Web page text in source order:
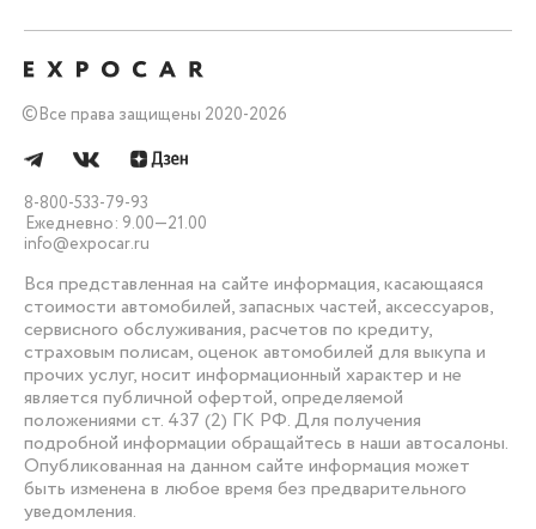
©Все права защищены 2020-2026
8-800-533-79-93
Ежедневно: 9.00—21.00
info@expocar.ru
Вся представленная на сайте информация, касающаяся
стоимости автомобилей, запасных частей, аксессуаров,
сервисного обслуживания, расчетов по кредиту,
страховым полисам, оценок автомобилей для выкупа и
прочих услуг, носит информационный характер и не
является публичной офертой, определяемой
положениями ст. 437 (2) ГК РФ. Для получения
подробной информации обращайтесь в наши автосалоны.
Опубликованная на данном сайте информация может
быть изменена в любое время без предварительного
уведомления.